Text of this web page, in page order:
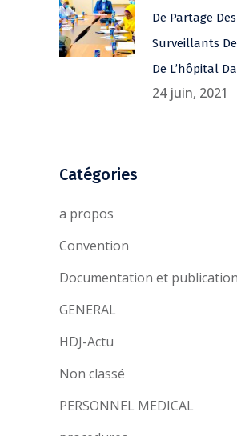
De Partage Des
Surveillants De
De L’hôpital
24 juin, 2021
Catégories
a propos
Convention
Documentation et
GENERAL
HDJ-Actu
Non classé
PERSONNEL MEDICAL